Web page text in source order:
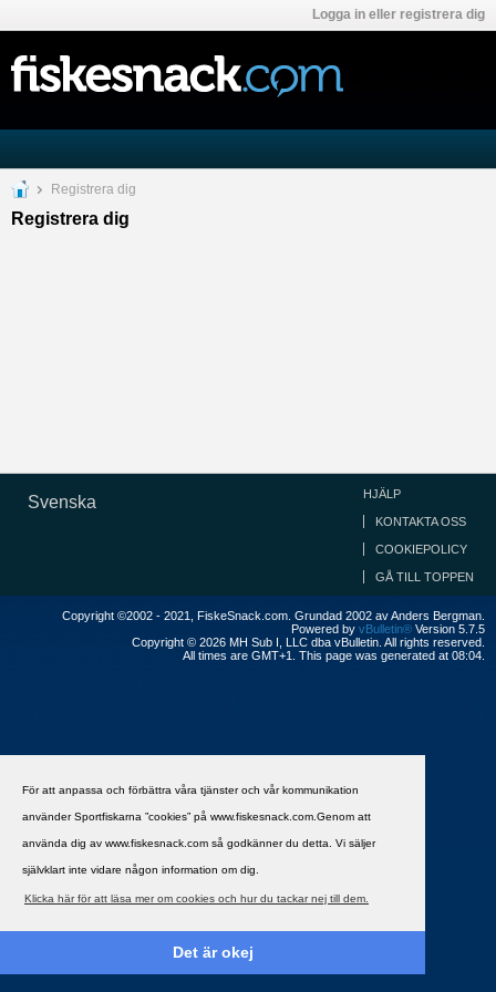
För att anpassa och förbättra våra tjänster och vår kommunikation
använder Sportfiskarna ”cookies” på www.fiskesnack.com.Genom att
använda dig av www.fiskesnack.com så godkänner du detta. Vi säljer
självklart inte vidare någon information om dig.
Klicka här för att läsa mer om cookies och hur du tackar nej till dem.
Det är okej
Logga in eller registrera dig
Registrera dig
Registrera dig
Svenska HJÄLP
KONTAKTA OSS
COOKIEPOLICY
GÅ TILL TOPPEN
Copyright ©2002 - 2021, FiskeSnack.com. Grundad 2002 av Anders Bergman.
Powered by vBulletin® Version 5.7.5
Copyright © 2026 MH Sub I, LLC dba vBulletin. All rights reserved.
All times are GMT+1. This page was generated at 08:04.